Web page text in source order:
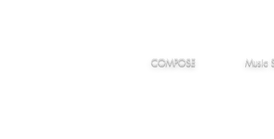
COMPOSE Music